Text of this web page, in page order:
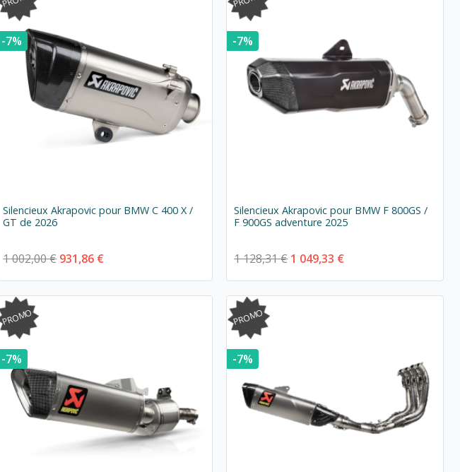
-7%
Silencieux Akrapovic pour BMW C 400 X /
GT de 2026
1 002,00 € 931,86 €
-7%
Silencieux Akrapovic pour BMW F 800GS /
F 900GS adventure 2025
1 128,31 € 1 049,33 €
PROMO
-7%
PROMO
-7%